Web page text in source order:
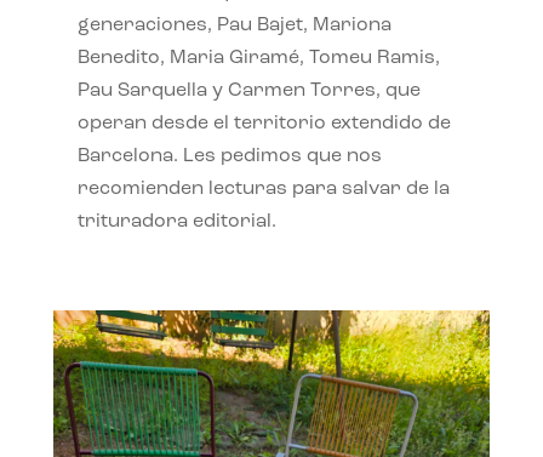
generaciones, Pau Bajet, Mariona
Benedito, Maria Giramé, Tomeu Ramis,
Pau Sarquella y Carmen Torres, que
operan desde el territorio extendido de
Barcelona. Les pedimos que nos
recomienden lecturas para salvar de la
trituradora editorial.